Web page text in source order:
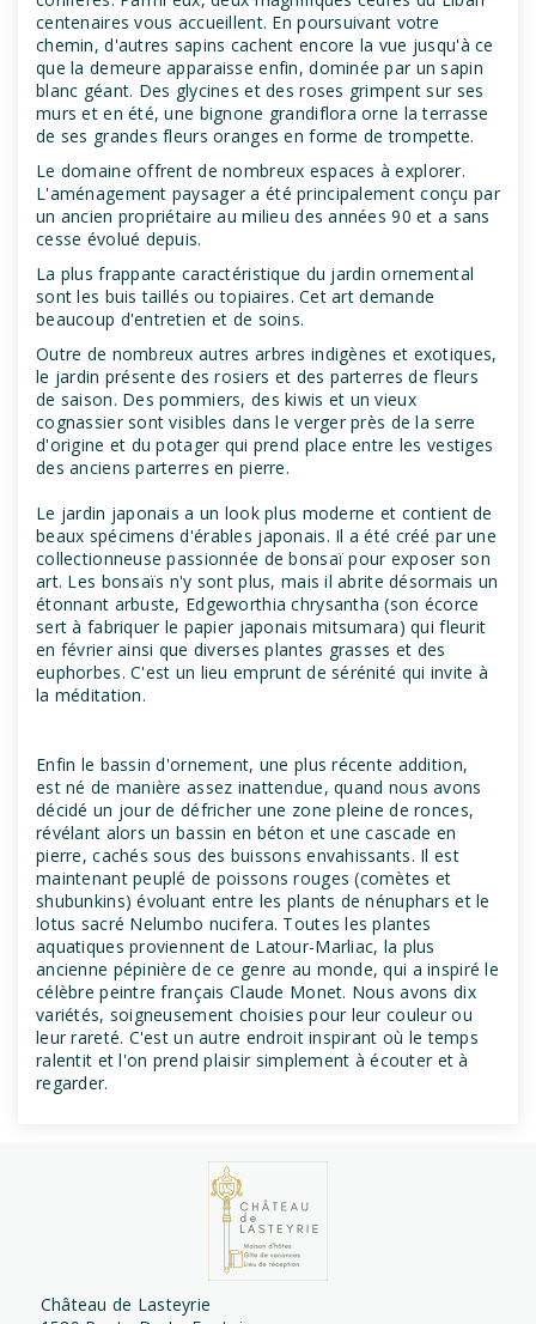
centenaires vous accueillent. En poursuivant votre
chemin, d'autres sapins cachent encore la vue jusqu'à ce
que la demeure apparaisse enfin, dominée par un sapin
blanc géant. Des glycines et des roses grimpent sur ses
murs et en été, une bignone grandiflora orne la terrasse
de ses grandes fleurs oranges en forme de trompette.
Le domaine offrent de nombreux espaces à explorer.
L'aménagement paysager a été principalement conçu par
un ancien propriétaire au milieu des années 90 et a sans
cesse évolué depuis.
La plus frappante caractéristique du jardin ornemental
sont les buis taillés ou topiaires. Cet art demande
beaucoup d'entretien et de soins.
Outre de nombreux autres arbres indigènes et exotiques,
le jardin présente des rosiers et des parterres de fleurs
de saison. Des pommiers, des kiwis et un vieux
cognassier sont visibles dans le verger près de la serre
d'origine et du potager qui prend place entre les vestiges
des anciens parterres en pierre.
Le jardin japonais a un look plus moderne et contient de
beaux spécimens d'érables japonais. Il a été créé par une
collectionneuse passionnée de bonsaï pour exposer son
art. Les bonsaïs n'y sont plus, mais il abrite désormais un
étonnant arbuste, Edgeworthia chrysantha (son écorce
sert à fabriquer le papier japonais mitsumara) qui fleurit
en février ainsi que diverses plantes grasses et des
euphorbes. C'est un lieu emprunt de sérénité qui invite à
la méditation.
Enfin le bassin d'ornement, une plus récente addition,
est né de manière assez inattendue, quand nous avons
décidé un jour de défricher une zone pleine de ronces,
révélant alors un bassin en béton et une cascade en
pierre, cachés sous des buissons envahissants. Il est
maintenant peuplé de poissons rouges (comètes et
shubunkins) évoluant entre les plants de nénuphars et le
lotus sacré Nelumbo nucifera. Toutes les plantes
aquatiques proviennent de Latour-Marliac, la plus
ancienne pépinière de ce genre au monde, qui a inspiré le
célèbre peintre français Claude Monet. Nous avons dix
variétés, soigneusement choisies pour leur couleur ou
leur rareté. C'est un autre endroit inspirant où le temps
ralentit et l'on prend plaisir simplement à écouter et à
regarder.
Château de Lasteyrie